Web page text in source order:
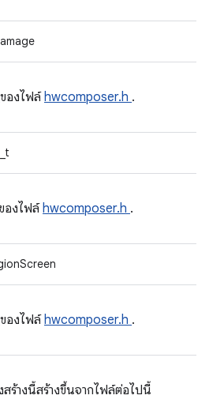
ของไฟล์hwcomposer.h .
องไฟล์hwcomposer.h .
ของไฟล์hwcomposer.h .
สร้างนี้สร้างขึ้นจากไฟล์ต่อไปนี้